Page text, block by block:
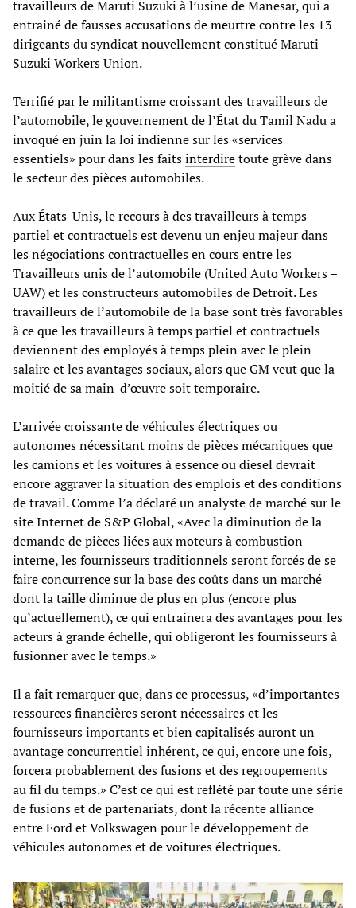
travailleurs de Maruti Suzuki à l’usine de Manesar, qui a
entrainé defausses accusations de meurtrecontre les 13
dirigeants du syndicat nouvellement constitué Maruti
Suzuki Workers Union.
Terrifié par le militantisme croissant des travailleurs de
l’automobile, le gouvernement de l’État du Tamil Nadu a
invoqué en juin la loi indienne sur les «services
essentiels» pour dans les faitsinterdiretoute grève dans
le secteur des pièces automobiles.
Aux États-Unis, le recours à des travailleurs à temps
partiel et contractuels est devenu un enjeu majeur dans
les négociations contractuelles en cours entre les
Travailleurs unis de l’automobile (United Auto Workers –
UAW) et les constructeurs automobiles de Detroit. Les
travailleurs de l’automobile de la base sont très favorables
à ce que les travailleurs à temps partiel et contractuels
deviennent des employés à temps plein avec le plein
salaire et les avantages sociaux, alors que GM veut que la
moitié de sa main-d’œuvre soit temporaire.
L’arrivée croissante de véhicules électriques ou
autonomes nécessitant moins de pièces mécaniques que
les camions et les voitures à essence ou diesel devrait
encore aggraver la situation des emplois et des conditions
de travail. Comme l’a déclaré un analyste de marché sur le
site Internet de S&P Global, «Avec la diminution de la
demande de pièces liées aux moteurs à combustion
interne, les fournisseurs traditionnels seront forcés de se
faire concurrence sur la base des coûts dans un marché
dont la taille diminue de plus en plus (encore plus
qu’actuellement), ce qui entrainera des avantages pour les
acteurs à grande échelle, qui obligeront les fournisseurs à
fusionner avec le temps.»
Il a fait remarquer que, dans ce processus, «d’importantes
ressources financières seront nécessaires et les
fournisseurs importants et bien capitalisés auront un
avantage concurrentiel inhérent, ce qui, encore une fois,
forcera probablement des fusions et des regroupements
au fil du temps.» C’est ce qui est reflété par toute une série
de fusions et de partenariats, dont la récente alliance
entre Ford et Volkswagen pour le développement de
véhicules autonomes et de voitures électriques.